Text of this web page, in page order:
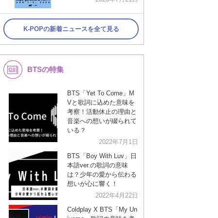
K-POPの新着ニュースを全て見る
BTSの特集
BTS「Yet To Come」M
Vと歌詞に込めた意味を
考察！活動休止の理由と
音楽への想いが綴られて
いる？
2022年7月1日
BTS「Boy With Luv」日
本語ver.の歌詞の意味
は？少年の愛から伝わる
想いが心に響く！
2022年4月22日
Coldplay X BTS「My Un